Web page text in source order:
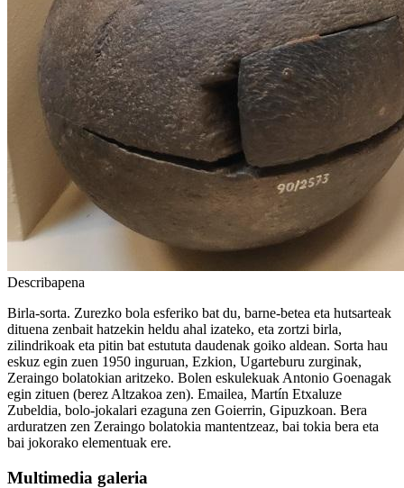
Describapena
Birla-sorta. Zurezko bola esferiko bat du, barne-betea eta hutsarteak
dituena zenbait hatzekin heldu ahal izateko, eta zortzi birla,
zilindrikoak eta pitin bat estututa daudenak goiko aldean. Sorta hau
eskuz egin zuen 1950 inguruan, Ezkion, Ugarteburu zurginak,
Zeraingo bolatokian aritzeko. Bolen eskulekuak Antonio Goenagak
egin zituen (berez Altzakoa zen). Emailea, Martín Etxaluze
Zubeldia, bolo-jokalari ezaguna zen Goierrin, Gipuzkoan. Bera
arduratzen zen Zeraingo bolatokia mantentzeaz, bai tokia bera eta
bai jokorako elementuak ere.
Multimedia galeria